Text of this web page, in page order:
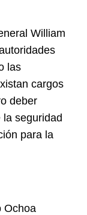
William
las
cargos
deber
seguridad
para la
Ochoa